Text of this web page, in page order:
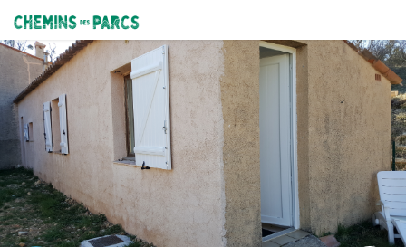
Chemins des Parcs